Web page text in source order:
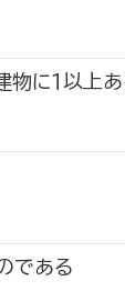
物に１以上
である